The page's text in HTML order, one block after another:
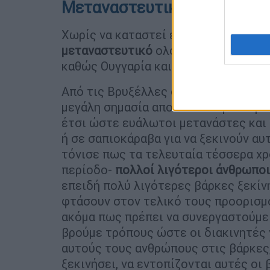
Μεταναστευτικό: Δεν
Χωρίς να καταστεί εφικτή η
μεταναστευτικό ολοκληρώθηκε χθες
καθώς Ουγγαρία και Πολωνία δεν
Από τις Βρυξέλλες ο Κυριάκος
μεγάλη σημασία αποδίδω στην
έτσι ώστε ευάλωτοι μετανάστες
ή σε σαπιοκάραβα για να ξεκινούν
τόνισε πως τα τελευταία τέσσερα
περίοδο- πολλοί λιγότεροι άνθρωποι
επειδή πολύ λιγότερες βάρκες
φτάσουν στον τελικό τους
ακόμα πως πρέπει να
βρούμε τρόπους ώστε οι
αυτούς τους ανθρώπους στις
ξεκινήσει, να εντοπίζονται αυτές